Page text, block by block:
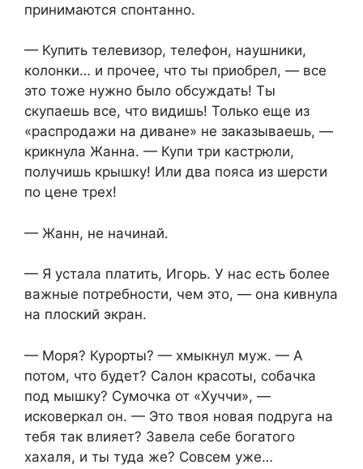
принимаются спонтанно.
— Купить телевизор, телефон, наушники,
колонки… и прочее, что ты приобрел, — все
это тоже нужно было обсуждать! Ты
скупаешь все, что видишь! Только еще из
«распродажи на диване» не заказываешь, —
крикнула Жанна. — Купи три кастрюли,
получишь крышку! Или два пояса из шерсти
по цене трех!
— Жанн, не начинай.
— Я устала платить, Игорь. У нас есть более
важные потребности, чем это, — она кивнула
на плоский экран.
— Моря? Курорты? — хмыкнул муж. — А
потом, что будет? Салон красоты, собачка
под мышку? Сумочка от «Хуччи», —
исковеркал он. — Это твоя новая подруга на
тебя так влияет? Завела себе богатого
хахаля, и ты туда же? Совсем уже…